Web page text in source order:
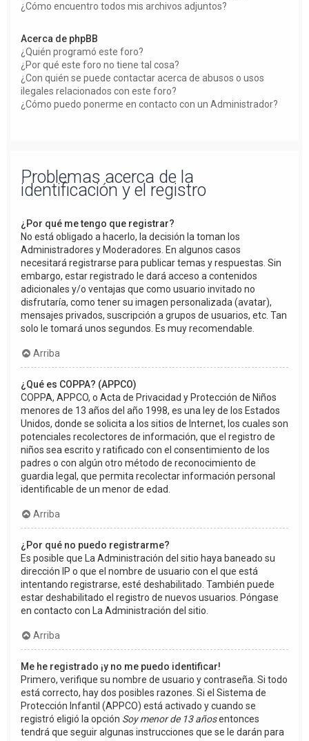
¿Cómo encuentro todos mis archivos adjuntos?
Acerca de phpBB
¿Quién programó este foro?
¿Por qué este foro no tiene tal cosa?
¿Con quién se puede contactar acerca de abusos o usos
ilegales relacionados con este foro?
¿Cómo puedo ponerme en contacto con un Administrador?
Problemas acerca de la
identificación y el registro
¿Por qué me tengo que registrar?
No está obligado a hacerlo, la decisión la toman los
Administradores y Moderadores. En algunos casos
necesitará registrarse para publicar temas y respuestas. Sin
embargo, estar registrado le dará acceso a contenidos
adicionales y/o ventajas que como usuario invitado no
disfrutaría, como tener su imagen personalizada (avatar),
mensajes privados, suscripción a grupos de usuarios, etc. Tan
solo le tomará unos segundos. Es muy recomendable.
Arriba
¿Qué es COPPA? (APPCO)
COPPA, APPCO, o Acta de Privacidad y Protección de Niños
menores de 13 años del año 1998, es una ley de los Estados
Unidos, donde se solicita a los sitios de Internet, los cuales son
potenciales recolectores de información, que el registro de
niños sea escrito y ratificado con el consentimiento de los
padres o con algún otro método de reconocimiento de
guardia legal, que permita recolectar información personal
identificable de un menor de edad.
Arriba
¿Por qué no puedo registrarme?
Es posible que La Administración del sitio haya baneado su
dirección IP o que el nombre de usuario con el que está
intentando registrarse, esté deshabilitado. También puede
estar deshabilitado el registro de nuevos usuarios. Póngase
en contacto con La Administración del sitio.
Arriba
Me he registrado ¡y no me puedo identificar!
Primero, verifique su nombre de usuario y contraseña. Si todo
está correcto, hay dos posibles razones. Si el Sistema de
Protección Infantil (APPCO) está activado y cuando se
registró eligió la opción Soy menor de 13 añosentonces
tendrá que seguir algunas instrucciones que se le darán para